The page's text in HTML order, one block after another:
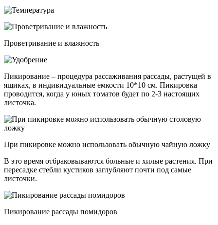
Проветривание и влажность
Пикирование – процедура рассаживания рассады, растущей в
ящиках, в индивидуальные емкости 10*10 см. Пикировка
проводится, когда у юных томатов будет по 2-3 настоящих
листочка.
При пикировке можно использовать обычную чайную ложку
В это время отбраковываются больные и хилые растения. При
пересадке стебли кустиков заглубляют почти под самые
листочки.
Пикирование рассады помидоров